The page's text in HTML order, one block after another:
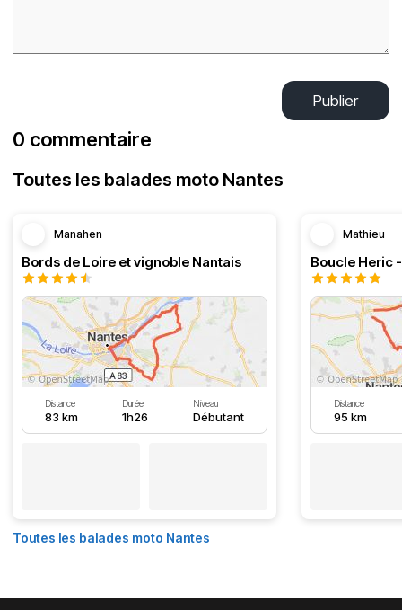
Publier
0 commentaire
Toutes les balades moto Nantes
Manahen
Bords de Loire et vignoble Nantais
Distance
83 km
Durée
1h26
Niveau
Débutant
Mathieu
Boucle Heric
Distance
95 km
Toutes les balades moto Nantes